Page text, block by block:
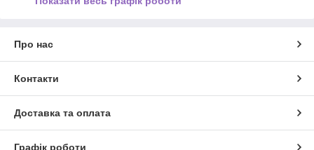
Про нас
Контакти
Доставка та оплата
Графік роботи